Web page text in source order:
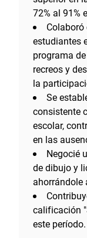
72% al 91%
estudiantes
programa
recreos y
la
Se
consistente
escolar,
en las
Negocié
de dibujo y
ahorrándole
calificación
este período.